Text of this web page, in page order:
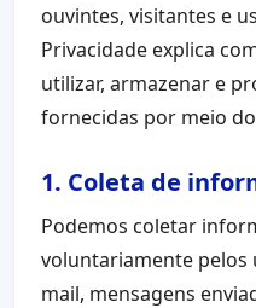
ouvintes, visitantes e
Privacidade explica
utilizar, armazenar e
fornecidas por meio
1. Coleta de
Podemos coletar
voluntariamente pelos
mail, mensagens